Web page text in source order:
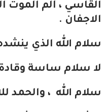
القاسي ، ألم الموت
الاجفان .
سلام الله الذي
لا سلام ساسة وقادة
سلام الله ، والحمد